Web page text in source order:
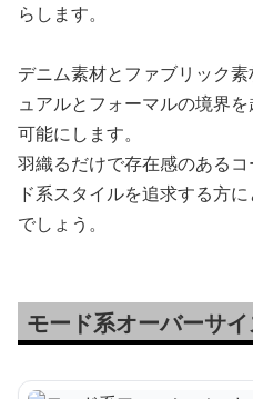
らします。
デニム素材とファブリック
ュアルとフォーマルの境界
可能にします。
羽織るだけで存在感のある
ド系スタイルを追求する方
でしょう。
モード系オーバーサ